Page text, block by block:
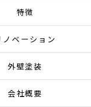
特徴
ノベーション
外壁塗装
会社概要